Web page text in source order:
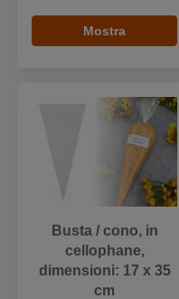
Mostra
Busta / cono, in
cellophane,
dimensioni: 17 x 35
cm